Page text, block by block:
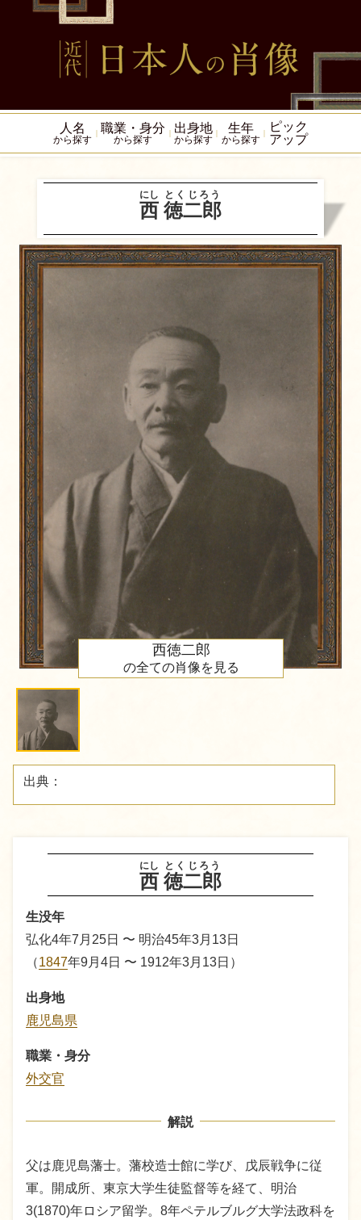
人名
から探す
職業・身分
から探す
出身地
から探す
生年
から探す
ピック
アップ
西
にし
徳二郎
とくじろう
生没年
弘化4年7月25日 〜 明治45年3月13日
（1847年9月4日 〜 1912年3月13日）
出身地
鹿児島県
職業・身分
外交官
解説
父は鹿児島藩士。藩校造士館に学び、戊辰戦争に従
軍。開成所、東京大学生徒監督等を経て、明治
3(1870)年ロシア留学。8年ペテルブルグ大学法政科を
西
にし
徳二郎
とくじろう
西徳二郎
の全ての肖像を見る
出典：